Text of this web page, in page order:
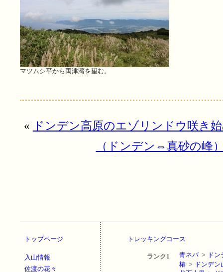
マツムシ平から両津湾を望む。
« ドンデン高原のエゾリンドウ咲き
（ドンデン⇔真砂の峰
トップページ
入山情報
佐渡の花々
トレッキングコース
ランク1 青ネバ > ド
椿 > ドンデン